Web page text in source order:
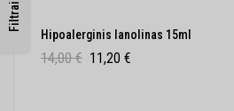
Filtrai
Hipoalerginis lanolinas 15ml
14,00€ 11,20 €